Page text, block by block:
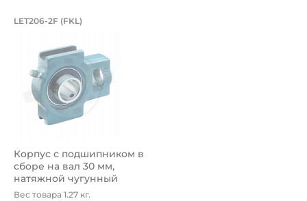
Корпус с подшипником в сборе на
LET206-2F (FKL)
Корпус с подшипником в
сборе на вал 30 мм,
натяжной чугунный
корпус. Ар...
Вес товара 1.27 кг.